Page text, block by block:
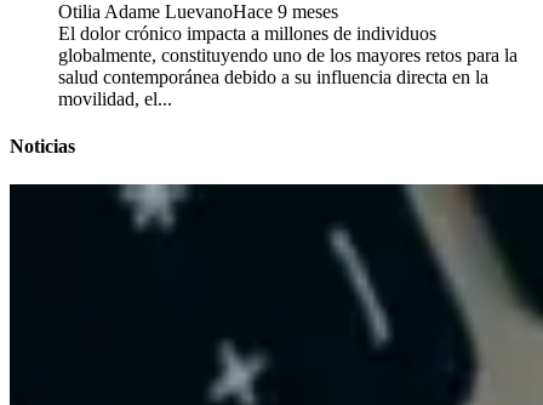
Otilia Adame LuevanoHace 9 meses
El dolor crónico impacta a millones de individuos
globalmente, constituyendo uno de los mayores retos para la
salud contemporánea debido a su influencia directa en la
movilidad, el...
Noticias